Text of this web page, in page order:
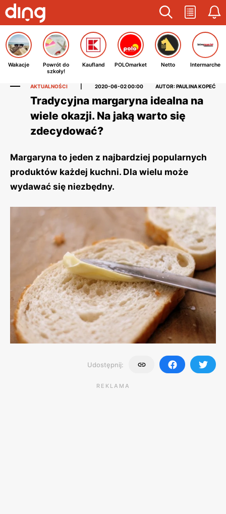
Wakacje
Powrót do
szkoły!
Kaufland POLOmarket Netto Intermarche
AKTUALNOŚCI 2020-06-02 00:00 AUTOR: PAULINA KOPEĆ
Tradycyjna margaryna idealna na
wiele okazji. Na jaką warto się
zdecydować?
Margaryna to jeden z najbardziej popularnych
produktów każdej kuchni. Dla wielu może
wydawać się niezbędny.
Udostępnij:
REKLAMA